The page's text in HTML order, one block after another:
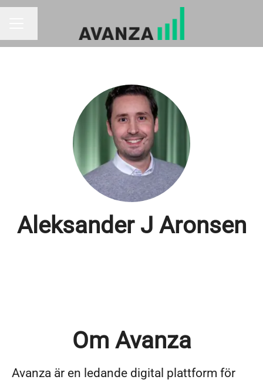
Aleksander J Aronsen
Om Avanza
Avanza är en ledande digital plattform för